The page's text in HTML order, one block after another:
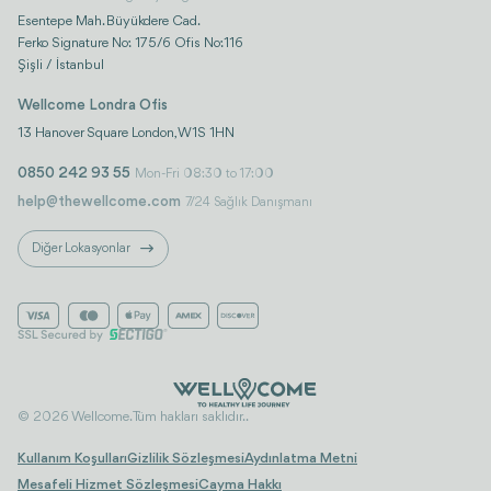
Esentepe Mah. Büyükdere Cad.
Ferko Signature No: 175/6 Ofis No:116
Şişli / İstanbul
Wellcome Londra Ofis
13 Hanover Square London, W1S 1HN
0850 242 93 55 Mon-Fri 08:30 to 17:00
help@thewellcome.com 7/24 Sağlık Danışmanı
Diğer Lokasyonlar
© 2026 Wellcome. Tüm hakları saklıdır..
Kullanım KoşullarıGizlilik SözleşmesiAydınlatma Metni
Mesafeli Hizmet SözleşmesiCayma Hakkı